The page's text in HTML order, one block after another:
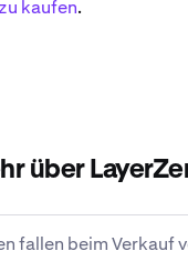
zu kaufen.
über
fallen beim Verkauf